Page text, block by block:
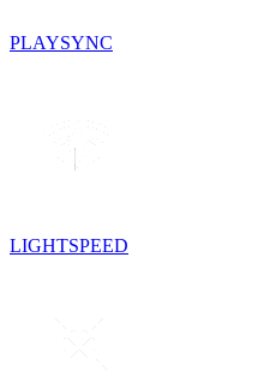
PLAYSYNC
LIGHTSPEED